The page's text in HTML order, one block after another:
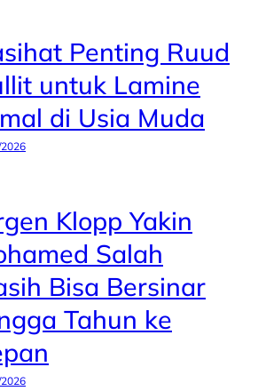
Penting Ruud
untuk Lamine
di Usia Muda
Klopp Yakin
Salah
Bisa Bersinar
Tahun ke